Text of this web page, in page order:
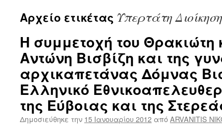
Αρχείο ετικέτας Υπερτάτη Διοίκηση
Η συμμετοχή του Θρακιώτη
Αντώνη Βισβίζη και της
αρχικαπετάνας Δόμνας
Ελληνικό
της Εύβοιας και της
Δημοσιεύθηκε την 15 Ιανουαρίου 2012 απόARVANITIS